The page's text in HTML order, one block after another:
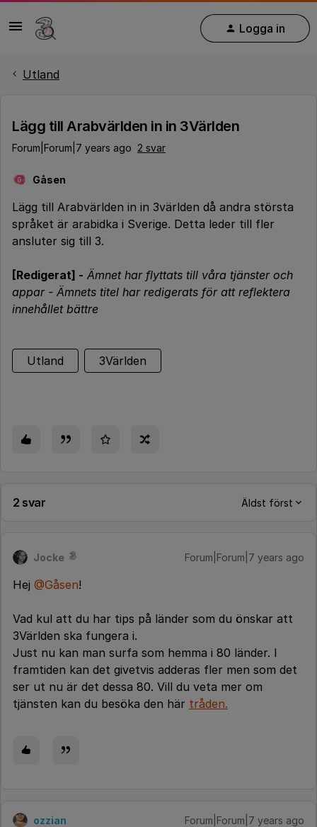
Logga in
Utland
Lägg till Arabvärlden in in 3Världen
Forum|Forum|7 years ago 2 svar
G Gåsen
Lägg till Arabvärlden in in 3världen då andra största
språket är arabidka i Sverige. Detta leder till fler
ansluter sig till 3.
[Redigerat] - Ämnet har flyttats till våra tjänster och
appar - Ämnets titel har redigerats för att reflektera
innehållet bättre
Utland 3Världen
2 svar Äldst först
Jocke Forum|Forum|7 years ago
Hej @Gåsen!
Vad kul att du har tips på länder som du önskar att
3Världen ska fungera i.
Just nu kan man surfa som hemma i 80 länder. I
framtiden kan det givetvis adderas fler men som det
ser ut nu är det dessa 80. Vill du veta mer om
tjänsten kan du besöka den här tråden.
ozzian Forum|Forum|7 years ago